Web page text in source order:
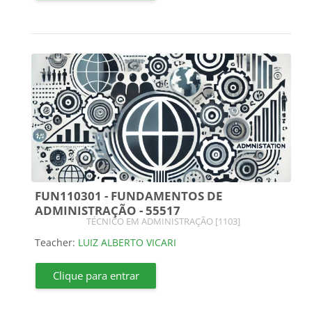
FUN110301 - FUNDAMENTOS DE
ADMINISTRAÇÃO - 55517
Course category
TÉCNICO EM ADMINISTRAÇÃO [1103]
Teacher: LUIZ ALBERTO VICARI
Clique para entrar